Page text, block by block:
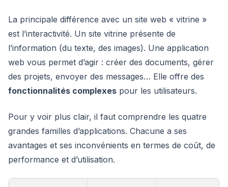
La principale différence avec un site web « vitrine »
est l’interactivité. Un site vitrine présente de
l’information (du texte, des images). Une application
web vous permet d’agir : créer des documents, gérer
des projets, envoyer des messages… Elle offre des
fonctionnalités complexes pour les utilisateurs.
Pour y voir plus clair, il faut comprendre les quatre
grandes familles d’applications. Chacune a ses
avantages et ses inconvénients en termes de coût, de
performance et d’utilisation.